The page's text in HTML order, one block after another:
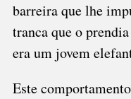
barreira que lhe
tranca que o
era um jovem
Este